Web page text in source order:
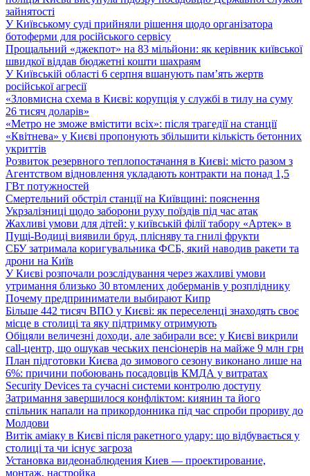
зайнятості
У Київському суді прийняли рішення щодо організатора
ботоферми для російського сервісу
Прощальний «джекпот» на 83 мільйони: як керівник київської
швидкої віддав бюджетні кошти шахраям
У Київській області 6 серпня вшанують пам’ять жертв
російської агресії
«Зловмисна схема в Києві: корупція у службі в тилу на суму
26 тисяч доларів»
«Метро не зможе вмістити всіх»: після трагедії на станції
«Квітнева» у Києві пропонують збільшити кількість бетонних
укриттів
Розвиток резервного теплопостачання в Києві: місто разом з
Агентством відновлення укладають контракти на понад 1,5
ГВт потужностей
Смертельний обстріл станції на Київщині: пояснення
Укрзалізниці щодо заборони руху поїздів під час атак
Жахливі умови для дітей: у київській філії табору «Артек» в
Пущі-Водиці виявили бруд, плісняву та гнилі фрукти
СБУ затримала коригувальника ФСБ, який наводив ракети та
дрони на Київ
У Києві розпочали розслідування через жахливі умови
утримання близько 30 втомлених доберманів у розпліднику
Почему предприниматели выбирают Кипр
Більше 442 тисяч ВПО у Києві: як переселенці знаходять своє
місце в столиці та яку підтримку отримують
Обіцяли величезні доходи, але забирали все: у Києві викрили
call-центр, що ошукав чеських пенсіонерів на майже 9 млн грн
План підготовки Києва до зимового сезону виконано лише на
6%: причини побоювань посадовців КМДА у витратах
Security Devices та сучасні системи контролю доступу
Затримання завершилося конфліктом: киянин та його
спільник напали на прикордонника під час спроби прориву до
Молдови
Витік аміаку в Києві після ракетного удару: що відбувається у
столиці та чи існує загроза
Установка видеонаблюдения Киев — проектирование,
монтаж, настройка